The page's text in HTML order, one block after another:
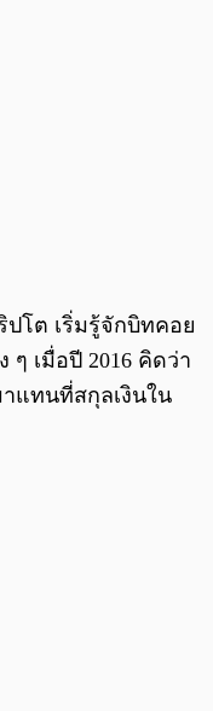
โต เริ่มรู้จักบิทคอย
ๆ เมื่อปี 2016 คิดว่า
แทนที่สกุลเงินใน